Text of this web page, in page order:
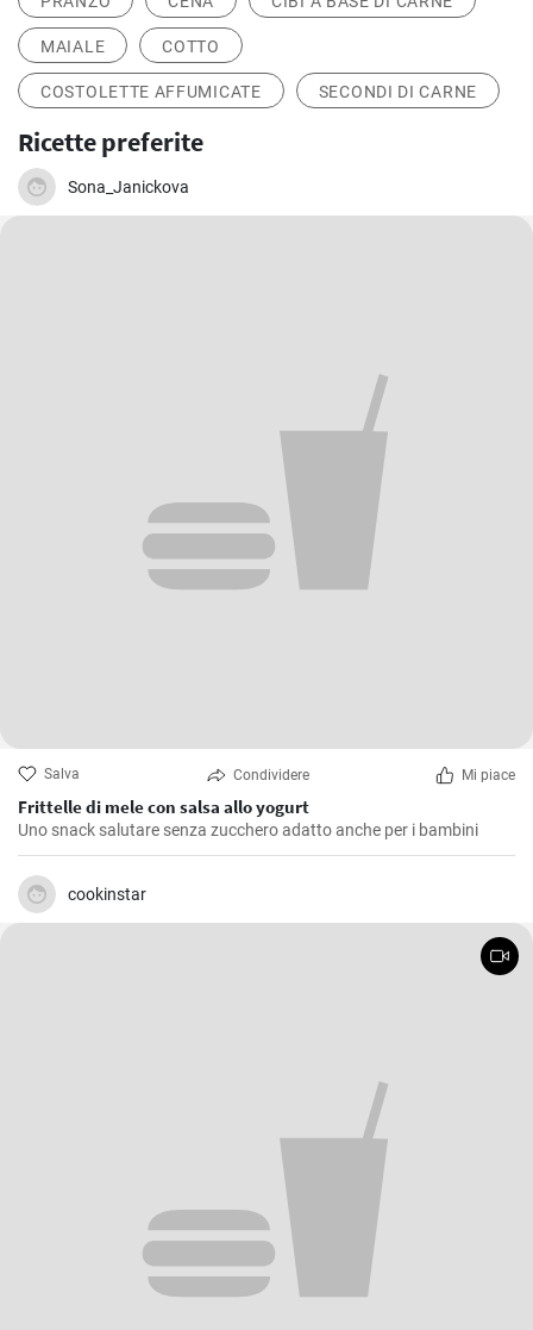
MAIALE COTTO
COSTOLETTE AFFUMICATE SECONDI DI CARNE
Ricette preferite
Sona_Janickova
Salva Condividere Mi piace
Frittelle di mele con salsa allo yogurt
Uno snack salutare senza zucchero adatto anche per i bambini
cookinstar